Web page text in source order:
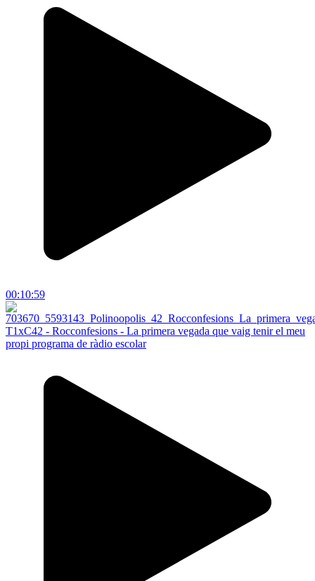
00:10:59
T1xC42 - Rocconfesions - La primera vegada que vaig tenir el meu
propi programa de ràdio escolar